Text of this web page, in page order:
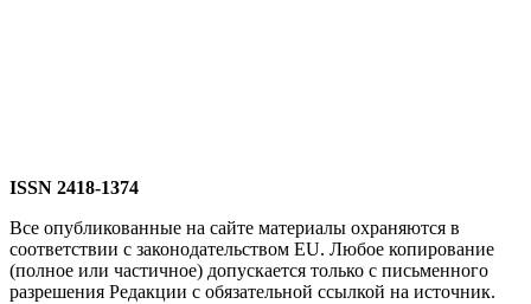
ISSN 2418-1374
Все опубликованные на сайте материалы охраняются в
соответствии с законодательством EU. Любое копирование
(полное или частичное) допускается только с письменного
разрешения Редакции с обязательной ссылкой на источник.